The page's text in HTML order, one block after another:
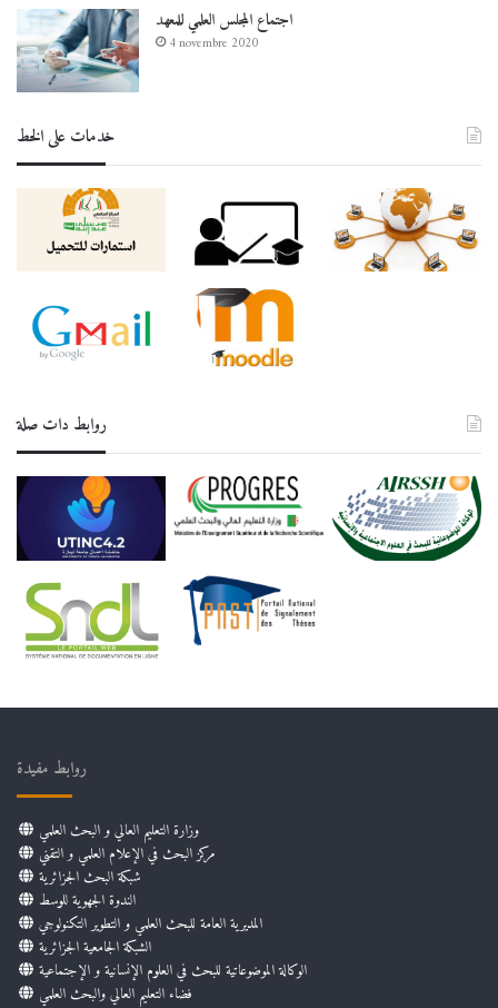
اجتماع المجلس العلمي للمعهد
4 novembre 2020
خدمات على الخط
روابط دات صلة
روابط مفيدة
وزارة التعليم العالي و البحث العلمي
مركز البحث في الإعلام العلمي و التقني
شبكة البحث الجزائرية
الندوة الجهوية للوسط
المديرية العامة للبحث العلمي و التطوير التكنولوجي
الشبكة الجامعية الجزائرية
الوكالة الموضوعاتية للبحث في العلوم الإنسانية و الإجتماعية
فضاء التعليم العالي والبحث العلمي